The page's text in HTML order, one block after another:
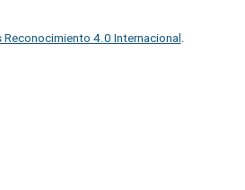
Reconocimiento 4.0 Internacional .